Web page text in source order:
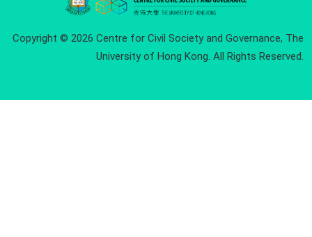
Copyright © 2026 Centre for Civil Society and Governance, The
University of Hong Kong. All Rights Reserved.